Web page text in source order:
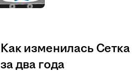
Как изменилась Сетка
за два года